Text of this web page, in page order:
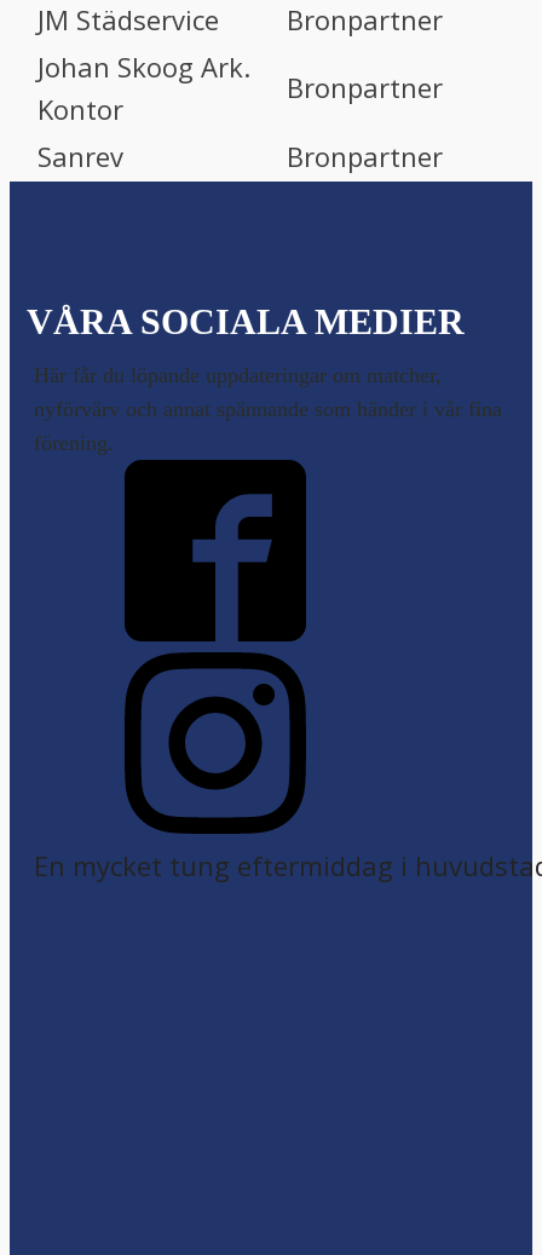
JM Städservice
Bronpartner
Johan Skoog Ark.
Kontor
Bronpartner
Sanrev
Bronpartner
VÅRA SOCIALA MEDIER
Här får du löpande uppdateringar om matcher,
nyförvärv och annat spännande som händer i vår fina
förening.
En mycket tung eftermiddag i